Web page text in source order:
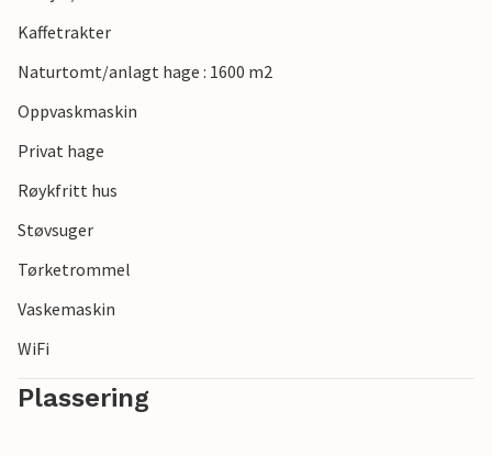
Kaffetrakter
Naturtomt/anlagt hage : 1600 m2
Oppvaskmaskin
Privat hage
Røykfritt hus
Støvsuger
Tørketrommel
Vaskemaskin
WiFi
Plassering